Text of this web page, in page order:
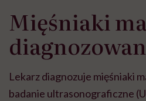
Mięśniaki
Lekarz diagnozuje mięśniaki
badanie ultrasonograficzne